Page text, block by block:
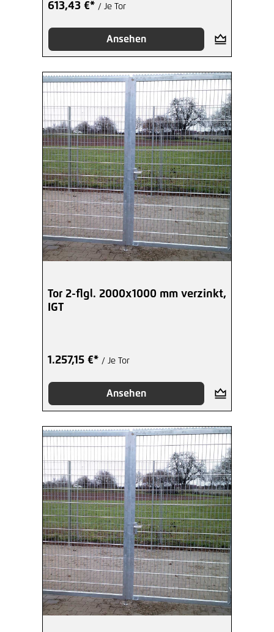
613,43 €* / Je Tor
Ansehen
Tor 2-flgl. 2000x1000 mm verzinkt,
IGT
1.257,15 €* / Je Tor
Ansehen